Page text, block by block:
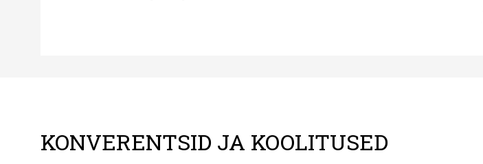
KONVERENTSID JA KOOLITUSED